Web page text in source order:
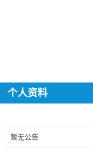
个人资料
暂无公告